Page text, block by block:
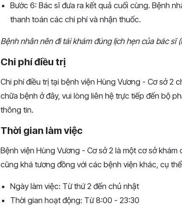
Bước 6: Bác sĩ đưa ra kết quả cuối cùng. Bệnh
thanh toán các chi phí và nhận thuốc.
Bệnh nhân nên đi tái khám đúng lịch hẹn của bác sĩ
Chi phí điều trị
Chi phí điều trị tại bệnh viện Hùng Vương - Cơ sở 2
chữa bệnh ở đây, vui lòng liên hệ trực tiếp đến bộ
thông tin.
Thời gian làm việc
Bệnh viện Hùng Vương - Cơ sở 2 là một cơ sở
cũng khá tương đồng với các bệnh viện khác, cụ
Ngày làm việc: Từ thứ 2 đến chủ nhật
Thời gian hoạt động: Từ 8:00 - 23:30